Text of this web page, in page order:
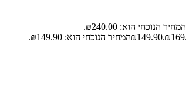
המחיר הנוכחי הוא: ₪240.00.
₪149.90
המחיר הנוכחי הוא: ₪149.90.